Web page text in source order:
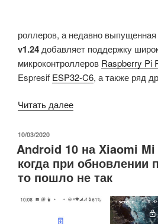
роллеров, а недавно выпущенная
v1.24 добавляет поддержку
микроконтроллеров Raspberry Pi
Espresif ESP32-C6, а также ряд
Читать далее«В
v1.24
добавлена
микроконтроллеров
ОПУБЛИКОВАНО
10/03/2020
Android 10 на Xiaomi
когда при обновлении
то пошло не так